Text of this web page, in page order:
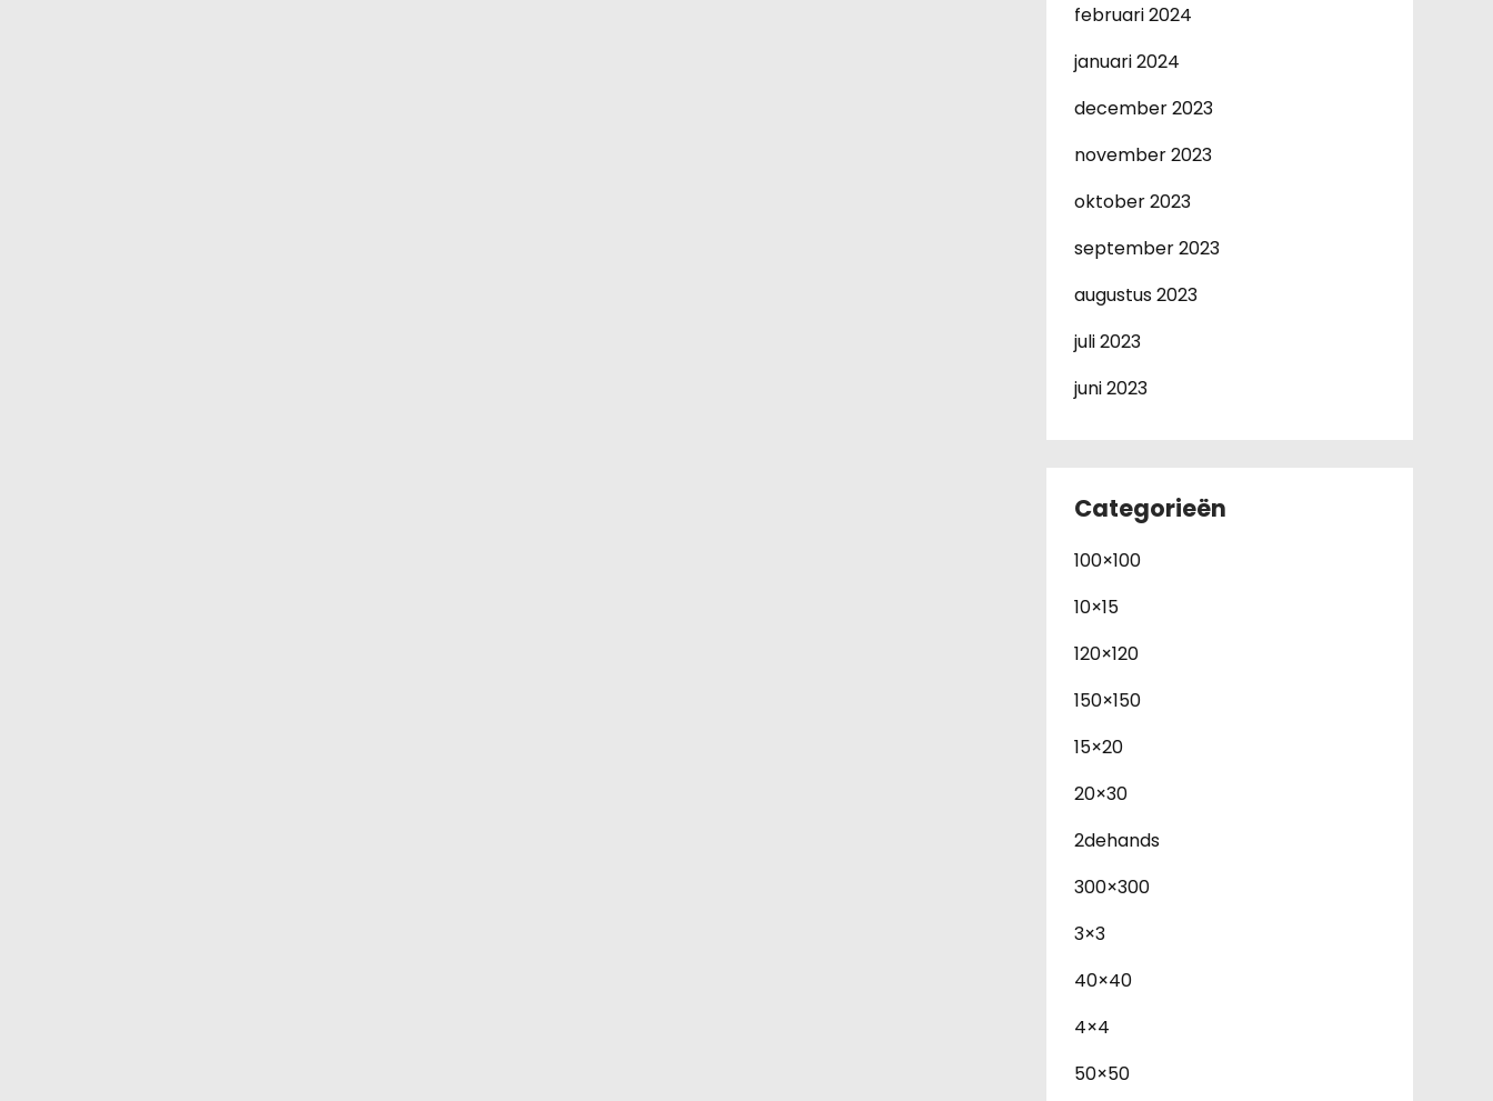
februari 2024
januari 2024
december 2023
november 2023
oktober 2023
september 2023
augustus 2023
juli 2023
juni 2023
Categorieën
100×100
10×15
120×120
150×150
15×20
20×30
2dehands
300×300
3×3
40×40
4×4
50×50